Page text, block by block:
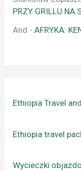
PRZY GRILLU NA
And -AFRYKA:
Ethiopia Travel
Ethiopia travel
Wycieczki